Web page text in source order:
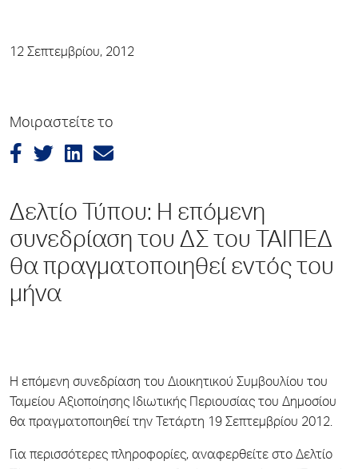
12 Σεπτεμβρίου, 2012
Μοιραστείτε το
Δελτίο Τύπου: Η επόμενη
συνεδρίαση του ΔΣ του ΤΑΙΠΕΔ
θα πραγματοποιηθεί εντός του
μήνα
Η επόμενη συνεδρίαση του Διοικητικού Συμβουλίου του
Ταμείου Αξιοποίησης Ιδιωτικής Περιουσίας του Δημοσίου
θα πραγματοποιηθεί την Τετάρτη 19 Σεπτεμβρίου 2012.
Για περισσότερες πληροφορίες, αναφερθείτε στο Δελτίο